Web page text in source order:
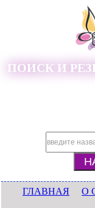
ПОИСК И
ГЛАВНАЯ О